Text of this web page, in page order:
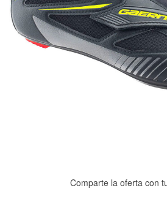
Comparte la oferta con